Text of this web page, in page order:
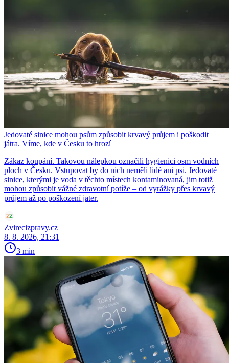
Jedovaté sinice mohou psům způsobit krvavý průjem i poškodit
játra. Víme, kde v Česku to hrozí
Zákaz koupání. Takovou nálepkou označili hygienici osm vodních
ploch v Česku. Vstupovat by do nich neměli lidé ani psi. Jedovaté
sinice, kterými je voda v těchto místech kontaminovaná, jim totiž
mohou způsobit vážné zdravotní potíže – od vyrážky přes krvavý
průjem až po poškození jater.
Zvirecizpravy.cz
8. 8. 2026, 21:31
3 min